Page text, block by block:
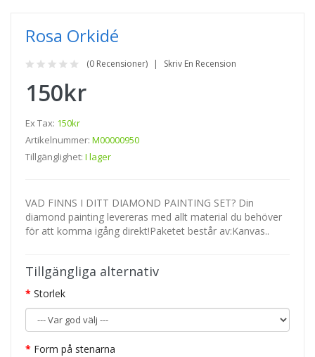
Rosa Orkidé
(0 Recensioner) Skriv En Recension
150kr
Ex Tax: 150kr
Artikelnummer: M00000950
Tillgänglighet: I lager
VAD FINNS I DITT DIAMOND PAINTING SET? Din
diamond painting levereras med allt material du behöver
för att komma igång direkt!Paketet består av:Kanvas..
Tillgängliga alternativ
Storlek
Form på stenarna